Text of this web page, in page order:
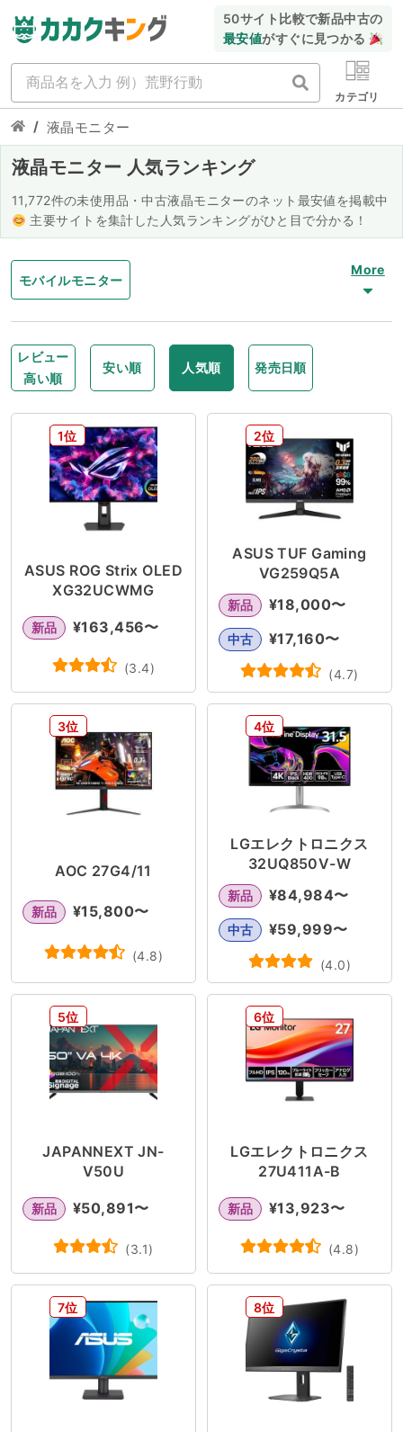
50サイト比較で新品中古の
最安値がすぐに見つかる
カテゴリ
/ 液晶モニター
液晶モニター 人気ランキング
11,772件の未使用品・中古液晶モニターのネット最安値を掲載中
主要サイトを集計した人気ランキングがひと目で分かる！
モバイルモニター
ビジネスモニター
More
レビュー
高い順
安い順 人気順 発売日順
1位
ASUS ROG Strix OLED
XG32UCWMG
新品 ¥163,456〜
(3.4)
2位
ASUS TUF Gaming
VG259Q5A
新品 ¥18,000〜
中古 ¥17,160〜
(4.7)
3位
AOC 27G4/11
新品 ¥15,800〜
(4.8)
4位
LGエレクトロニクス
32UQ850V-W
新品 ¥84,984〜
中古 ¥59,999〜
(4.0)
5位
JAPANNEXT JN-
V50U
新品 ¥50,891〜
(3.1)
6位
LGエレクトロニクス
27U411A-B
新品 ¥13,923〜
(4.8)
7位 8位